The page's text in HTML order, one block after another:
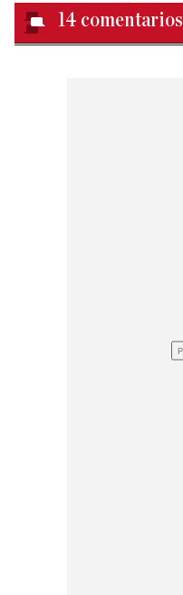
14 comentarios